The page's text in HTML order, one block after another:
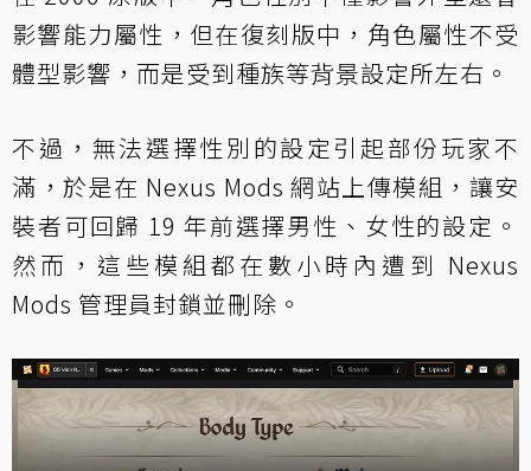
影響能力屬性，但在復刻版中，角色屬性不受
體型影響，而是受到種族等背景設定所左右。
不過，無法選擇性別的設定引起部份玩家不
滿，於是在 Nexus Mods 網站上傳模組，讓安
裝者可回歸 19 年前選擇男性、女性的設定。
然而，這些模組都在數小時內遭到 Nexus
Mods 管理員封鎖並刪除。